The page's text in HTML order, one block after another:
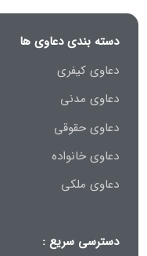
دسته بندی دعاوی ها
دعاوی کیفری
دعاوی مدنی
دعاوی حقوقی
دعاوی خانواده
دعاوی ملکی
دسترسی سریع :